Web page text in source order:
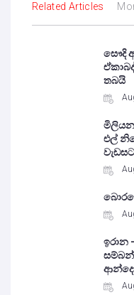
Related Articles
සෞදි
තබයි
එල්
ඉරාන